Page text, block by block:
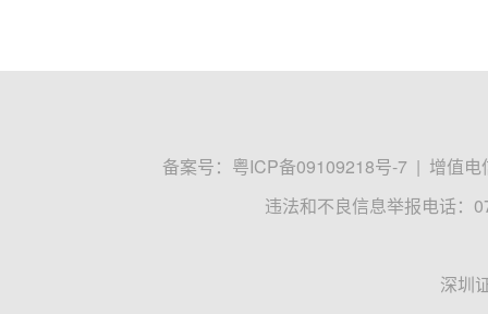
备案号： 粤ICP备09109218号-7 | 增值电
违法和不良信息举报电话：
深圳